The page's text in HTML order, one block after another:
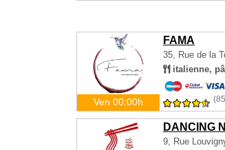
FAMA
35, Rue de la
italienne,
Ven 00:00h
DANCING
9, Rue